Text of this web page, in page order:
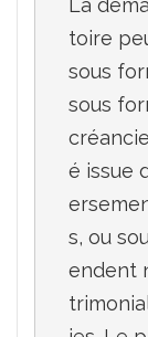
La
toire
sous
sous
é issue
s, ou
endent